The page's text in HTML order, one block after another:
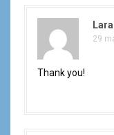
29
Thank you!